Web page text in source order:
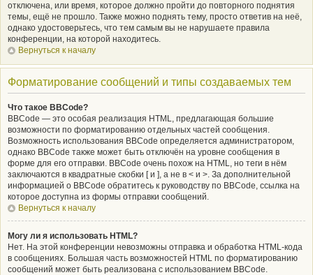
отключена, или время, которое должно пройти до повторного поднятия
темы, ещё не прошло. Также можно поднять тему, просто ответив на неё,
однако удостоверьтесь, что тем самым вы не нарушаете правила
конференции, на которой находитесь.
Вернуться к началу
Форматирование сообщений и типы создаваемых тем
Что такое BBCode?
BBCode — это особая реализация HTML, предлагающая большие
возможности по форматированию отдельных частей сообщения.
Возможность использования BBCode определяется администратором,
однако BBCode также может быть отключён на уровне сообщения в
форме для его отправки. BBCode очень похож на HTML, но теги в нём
заключаются в квадратные скобки [ и ], а не в < и >. За дополнительной
информацией о BBCode обратитесь к руководству по BBCode, ссылка на
которое доступна из формы отправки сообщений.
Вернуться к началу
Могу ли я использовать HTML?
Нет. На этой конференции невозможны отправка и обработка HTML-кода
в сообщениях. Большая часть возможностей HTML по форматированию
сообщений может быть реализована с использованием BBCode.